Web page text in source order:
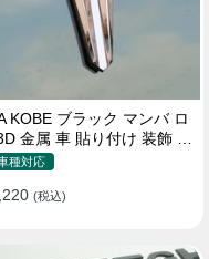
KOBE ブラック マンバ ロ
金属 車 貼り付け 装飾 ス
カー
種対応
(税込)